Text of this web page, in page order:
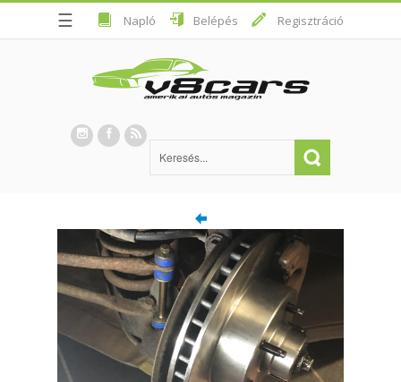
☰ Napló Belépés Regisztráció